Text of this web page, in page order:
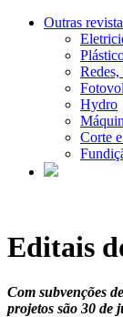
Outras
Hydro
Corte
Editais
Com subvenções
projetos são 30 de